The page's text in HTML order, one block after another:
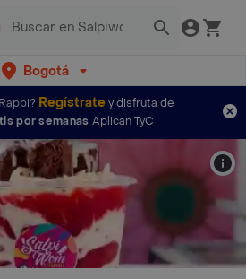
Bogotá
Regístratey disfruta de
por semanas Aplican TyC